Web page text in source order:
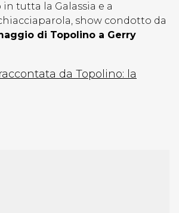
tutta la Galassia e a
show condotto da
di Topolino a Gerry
da Topolino: la